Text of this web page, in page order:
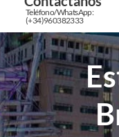
Teléfono/WhatsApp:
(+34)960382333